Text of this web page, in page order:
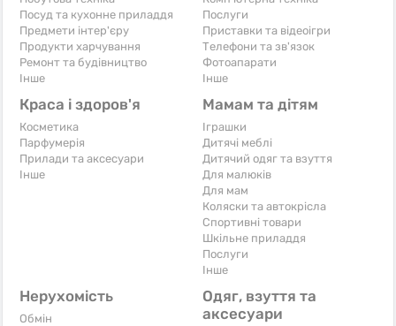
Посуд та кухонне приладдя
Предмети інтер'єру
Продукти харчування
Ремонт та будівництво
Iнше
Послуги
Приставки та відеоігри
Телефони та зв'язок
Фотоапарати
Iнше
Краса і здоров'я
Косметика
Парфумерія
Прилади та аксесуари
Iнше
Мамам та дітям
Іграшки
Дитячі меблі
Дитячий одяг та взуття
Для малюків
Для мам
Коляски та автокрісла
Спортивні товари
Шкільне приладдя
Послуги
Iнше
Нерухомість
Обмін
Одяг, взуття та
аксесуари